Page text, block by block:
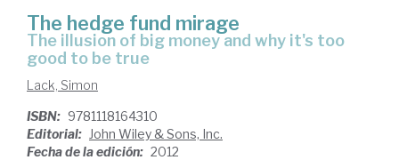
The hedge fund mirage
the illusion of big money and why it's too
good to be true
Lack, Simon
ISBN: 9781118164310
Editorial: John Wiley & Sons, Inc.
Fecha de la edición: 2012